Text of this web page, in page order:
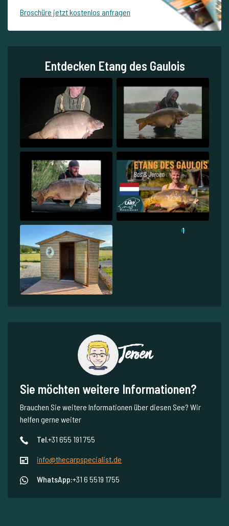
Broschüre jetzt kostenlos anfragen
Entdecken Etang des Gaulois
1
Jeroen
Sie möchten weitere Informationen?
Brauchen Sie weitere Informationen über diesen See? Wir
helfen gerne weiter
Tel.+31 655 191 755
info@thecarpspecialist.de
WhatsApp:+31 6 5519 1755